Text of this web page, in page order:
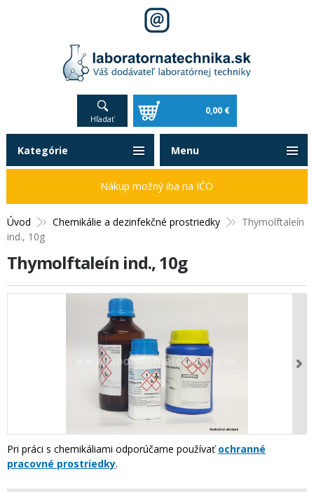
Hľadať
0,00 €
Úvod Chemikálie a dezinfekčné prostriedky
Thymolftaleín
ind., 10g
Thymolftaleín ind., 10g
Pri práci s chemikáliami odporúčame používaťochranné
pracovné prostriedky.
Kategórie
Nákup možný iba na IČO
Menu